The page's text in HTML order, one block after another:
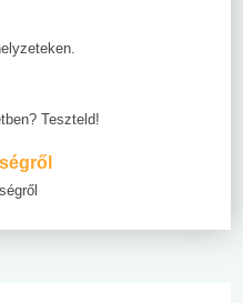
Teszteld!